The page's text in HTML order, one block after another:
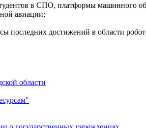
в СПО, платформы машинного
авиации;
последних достижений в области
области